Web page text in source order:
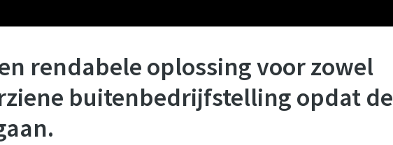
rendabele oplossing voor zowel
buitenbedrijfstelling opdat de